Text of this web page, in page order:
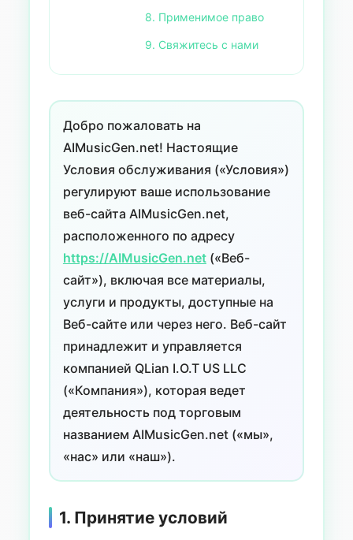
8. Применимое право
9. Свяжитесь с нами
Добро пожаловать на
AIMusicGen.net! Настоящие
Условия обслуживания («Условия»)
регулируют ваше использование
веб-сайта AIMusicGen.net,
расположенного по адресу
https://AIMusicGen.net(«Веб-
сайт»), включая все материалы,
услуги и продукты, доступные на
Веб-сайте или через него. Веб-сайт
принадлежит и управляется
компанией QLian I.O.T US LLC
(«Компания»), которая ведет
деятельность под торговым
названием AIMusicGen.net («мы»,
«нас» или «наш»).
1. Принятие условий